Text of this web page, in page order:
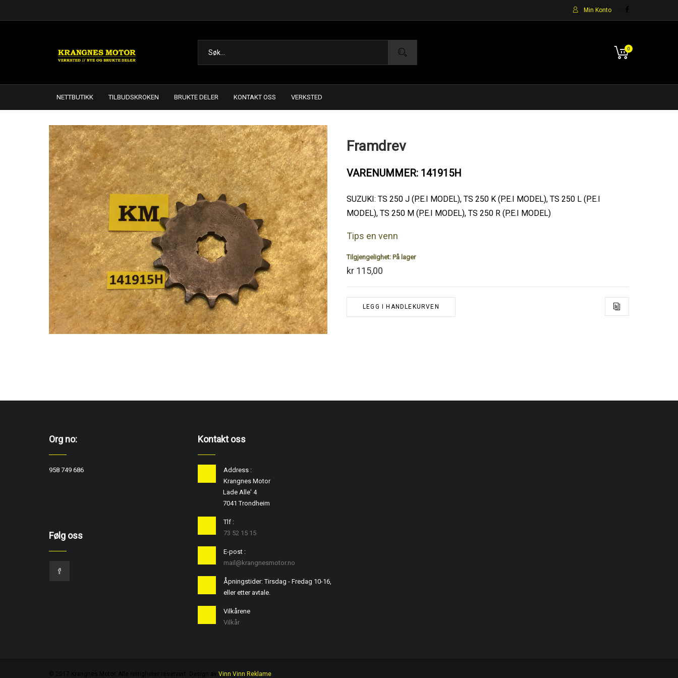
Min Konto
0
NETTBUTIKK TILBUDSKROKEN BRUKTE DELER KONTAKT OSS VERKSTED
Framdrev
VARENUMMER: 141915H
SUZUKI: TS 250 J (P.E.I MODEL), TS 250 K (P.E.I MODEL), TS 250 L (P.E.I
MODEL), TS 250 M (P.E.I MODEL), TS 250 R (P.E.I MODEL)
Tips en venn
Tilgjengelighet: På lager
kr 115,00
LEGG I HANDLEKURVEN
Org no:
958 749 686
Følg oss
Kontakt oss
Address :
Krangnes Motor
Lade Alle' 4
7041 Trondheim
Tlf :
73 52 15 15
E-post :
mail@krangnesmotor.no
Åpningstider: Tirsdag - Fredag 10-16,
eller etter avtale.
Vilkårene
Vilkår
© 2017 Krangnes Motor. Alle rettigheter reservert. Design av Vinn Vinn Reklame